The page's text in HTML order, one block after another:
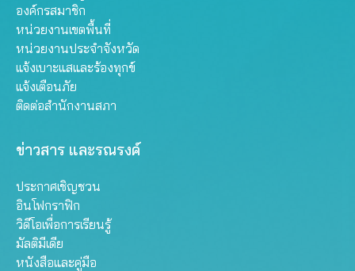
องค์กรสมาชิก
หน่วยงานเขตพื้นที่
หน่วยงานประจำจังหวัด
แจ้งเบาะแสและร้องทุกข์
แจ้งเตือนภัย
ติดต่อสำนักงานสภา
ข่าวสาร และรณรงค์
ประกาศเชิญชวน
อินโฟกราฟิก
วิดีโอเพื่อการเรียนรู้
มัลติมีเดีย
หนังสือและคู่มือ